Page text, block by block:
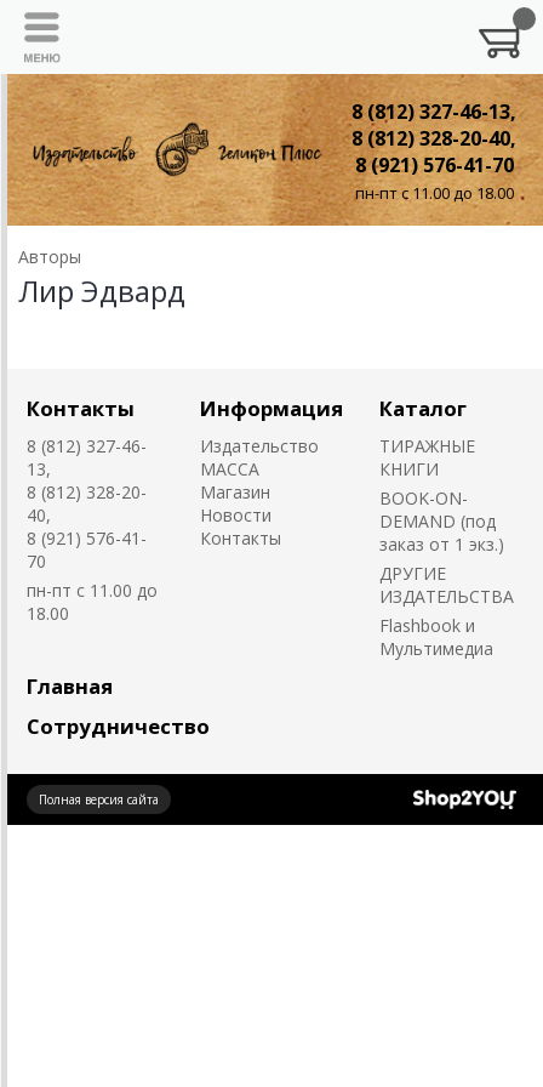
8 (812) 327-46-13,
8 (812) 328-20-40,
8 (921) 576-41-70
пн-пт с 11.00 до 18.00
Авторы
Лир Эдвард
Контакты
8 (812) 327-46-
13,
8 (812) 328-20-
40,
8 (921) 576-41-
70
пн-пт с 11.00 до
18.00
Информация
Издательство
MACCA
Магазин
Новости
Контакты
Каталог
ТИРАЖНЫЕ
КНИГИ
BOOK-ON-
DEMAND (под
заказ от 1 экз.)
ДРУГИЕ
ИЗДАТЕЛЬСТВА
Flashbook и
Мультимедиа
Главная
Сотрудничество
Полная версия сайта